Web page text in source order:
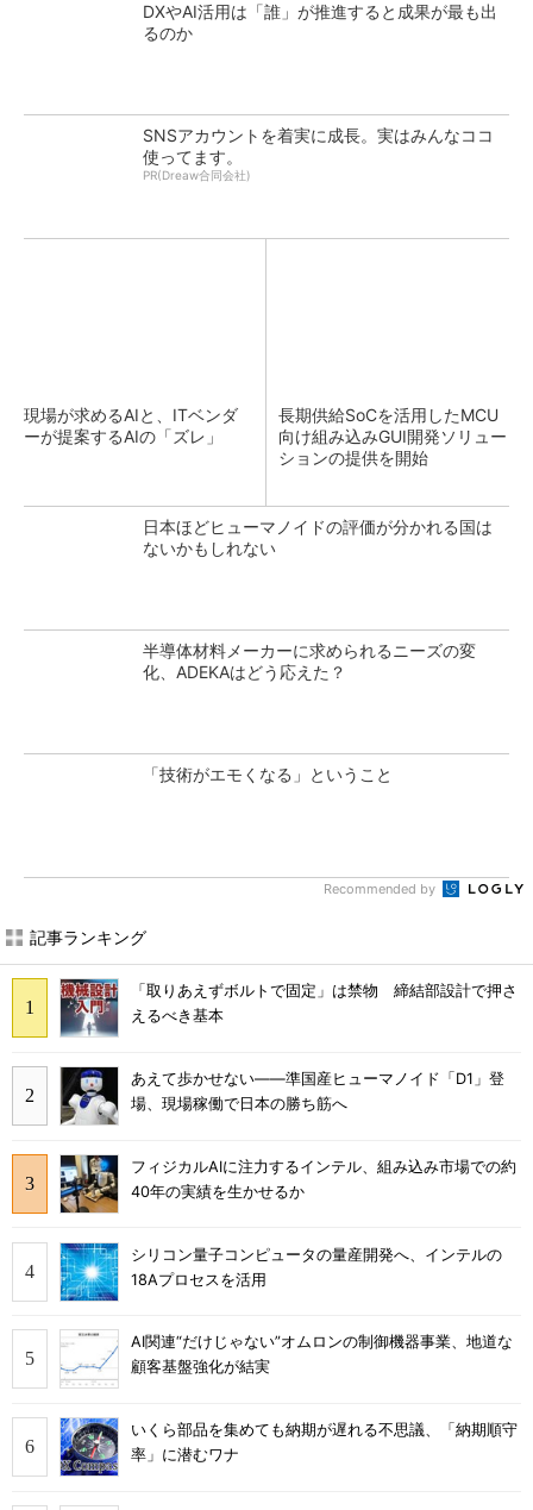
DXやAI活用は「誰」が推進すると成果が最も出
るのか
SNSアカウントを着実に成長。実はみんなココ
使ってます。
PR(Dreaw合同会社)
現場が求めるAIと、ITベンダ
ーが提案するAIの「ズレ」
長期供給SoCを活用したMCU
向け組み込みGUI開発ソリュー
ションの提供を開始
日本ほどヒューマノイドの評価が分かれる国は
ないかもしれない
半導体材料メーカーに求められるニーズの変
化、ADEKAはどう応えた？
「技術がエモくなる」ということ
Recommended by
記事ランキング
「取りあえずボルトで固定」は禁物 締結部設計で押さ
えるべき基本
あえて歩かせない――準国産ヒューマノイド「D1」登
場、現場稼働で日本の勝ち筋へ
フィジカルAIに注力するインテル、組み込み市場での約
40年の実績を生かせるか
シリコン量子コンピュータの量産開発へ、インテルの
18Aプロセスを活用
AI関連“だけじゃない”オムロンの制御機器事業、地道な
顧客基盤強化が結実
いくら部品を集めても納期が遅れる不思議、「納期順守
率」に潜むワナ